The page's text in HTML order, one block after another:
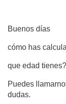
Buenos días
cómo has
que edad tienes?
Puedes
dudas.